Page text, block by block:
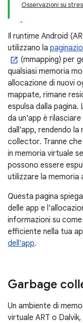
Osservazioni su
Il runtime Android
utilizzano la
(mmapping) per
qualsiasi memoria
allocazione di nuovi
mappate, rimane
espulsa dalla
da un'app è
dall'app, rendendo la
collector. Tranne
in memoria virtuale
possono essere
utilizzare la memoria
Questa pagina
delle app e
informazioni su
efficiente nella tua
dell'app.
Garbage
Un ambiente di
virtuale ART o